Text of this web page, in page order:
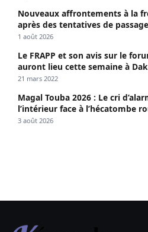
Nouveaux affrontements à la
après des tentatives de passage
1 août 2026
Le FRAPP et son avis sur le
auront lieu cette semaine à
21 mars 2022
Magal Touba 2026 : Le cri
l’intérieur face à l’hécatombe
3 août 2026